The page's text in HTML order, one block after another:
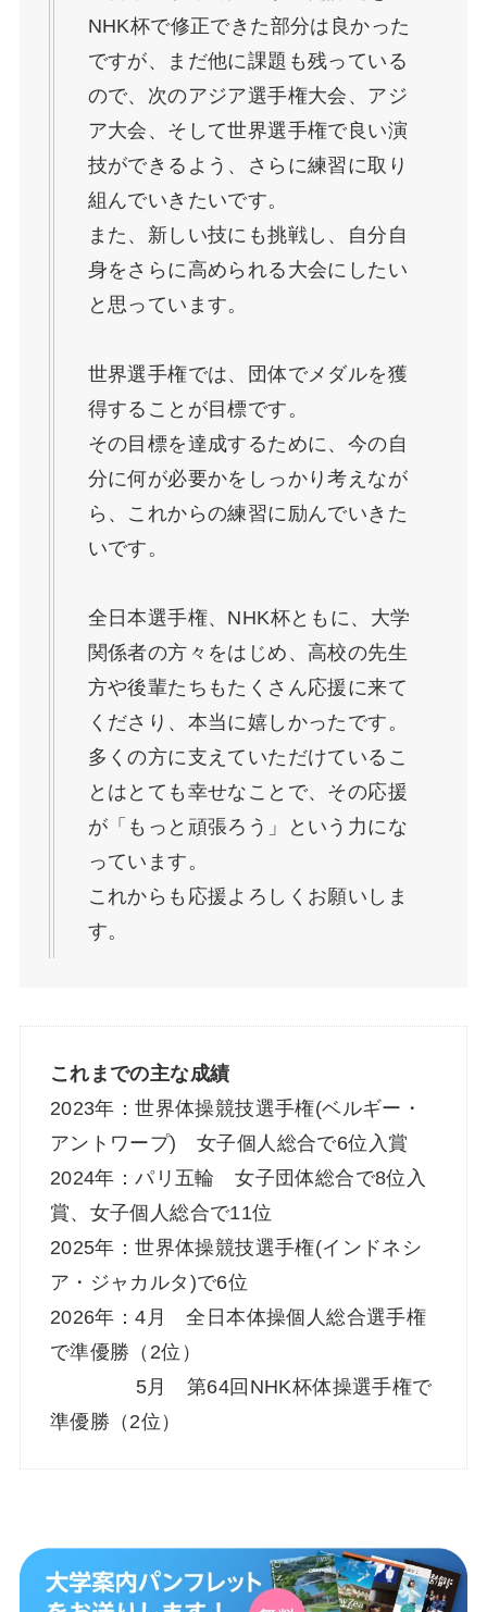
NHK杯で修正できた部分は良かった
ですが、まだ他に課題も残っている
ので、次のアジア選手権大会、アジ
ア大会、そして世界選手権で良い演
技ができるよう、さらに練習に取り
組んでいきたいです。
また、新しい技にも挑戦し、自分自
身をさらに高められる大会にしたい
と思っています。
世界選手権では、団体でメダルを獲
得することが目標です。
その目標を達成するために、今の自
分に何が必要かをしっかり考えなが
ら、これからの練習に励んでいきた
いです。
全日本選手権、NHK杯ともに、大学
関係者の方々をはじめ、高校の先生
方や後輩たちもたくさん応援に来て
くださり、本当に嬉しかったです。
多くの方に支えていただけているこ
とはとても幸せなことで、その応援
が「もっと頑張ろう」という力にな
っています。
これからも応援よろしくお願いしま
す。
これまでの主な成績
2023年：世界体操競技選手権(ベルギー・
アントワープ) 女子個人総合で6位入賞
2024年：パリ五輪 女子団体総合で8位入
賞、女子個人総合で11位
2025年：世界体操競技選手権(インドネシ
ア・ジャカルタ)で6位
2026年：4月 全日本体操個人総合選手権
で準優勝（2位）
5月 第64回NHK杯体操選手権で
準優勝（2位）